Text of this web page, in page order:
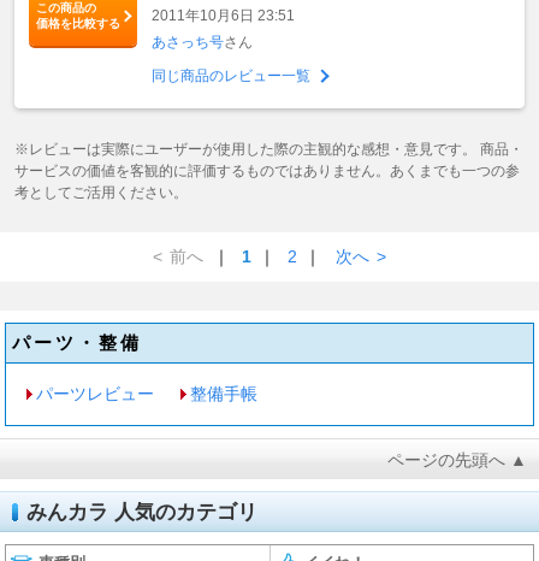
この商品の
価格を比較する
2011年10月6日 23:51
あさっち号さん
同じ商品のレビュー一覧
※レビューは実際にユーザーが使用した際の主観的な感想・意見です。 商品・
サービスの価値を客観的に評価するものではありません。あくまでも一つの参
考としてご活用ください。
< 前へ ｜ 1 ｜ 2 ｜ 次へ >
パーツ・整備
パーツレビュー 整備手帳
ページの先頭へ ▲
みんカラ 人気のカテゴリ